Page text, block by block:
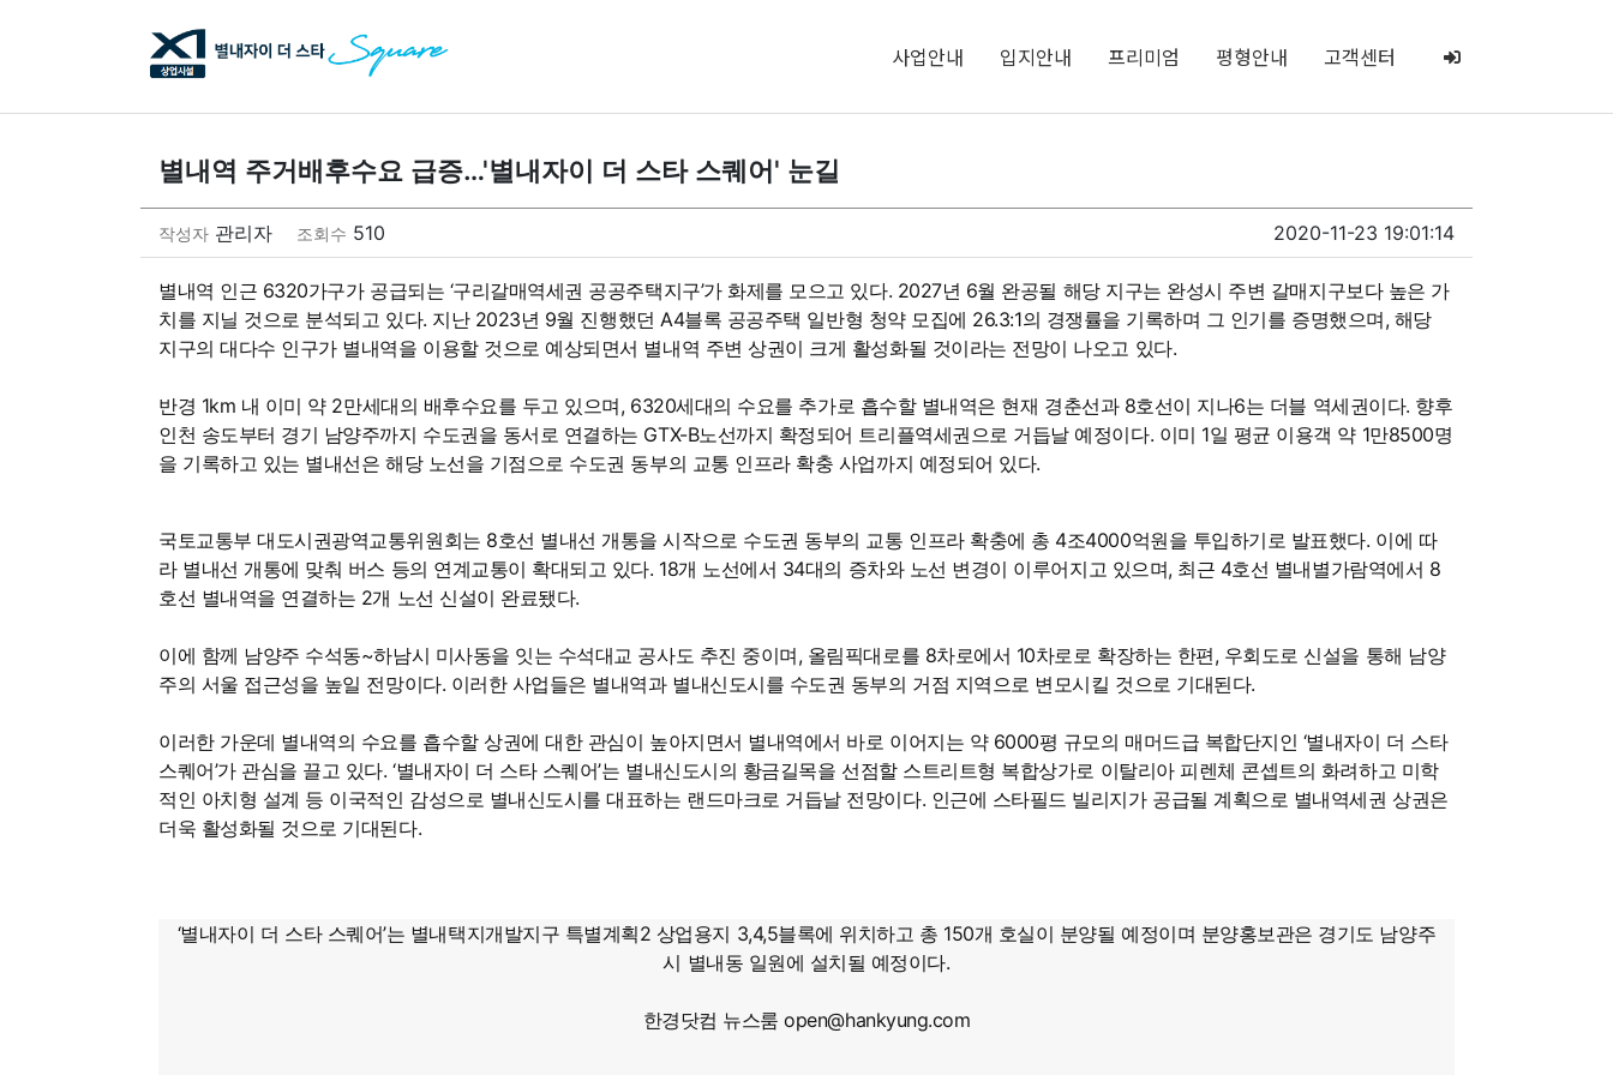
사업안내 입지안내 프리미엄 평형안내 고객센터
별내역 주거배후수요 급증…'별내자이 더 스타 스퀘어' 눈길
작성자 관리자 조회수 510 2020-11-23 19:01:14
별내역 인근 6320가구가 공급되는 ‘구리갈매역세권 공공주택지구’가 화제를 모으고 있다. 2027년 6월 완공될 해당 지구는 완성시 주변 갈매지구보다 높은 가
치를 지닐 것으로 분석되고 있다. 지난 2023년 9월 진행했던 A4블록 공공주택 일반형 청약 모집에 26.3:1의 경쟁률을 기록하며 그 인기를 증명했으며, 해당
지구의 대다수 인구가 별내역을 이용할 것으로 예상되면서 별내역 주변 상권이 크게 활성화될 것이라는 전망이 나오고 있다.
반경 1km 내 이미 약 2만세대의 배후수요를 두고 있으며, 6320세대의 수요를 추가로 흡수할 별내역은 현재 경춘선과 8호선이 지나6는 더블 역세권이다. 향후
인천 송도부터 경기 남양주까지 수도권을 동서로 연결하는 GTX-B노선까지 확정되어 트리플역세권으로 거듭날 예정이다. 이미 1일 평균 이용객 약 1만8500명
을 기록하고 있는 별내선은 해당 노선을 기점으로 수도권 동부의 교통 인프라 확충 사업까지 예정되어 있다.
국토교통부 대도시권광역교통위원회는 8호선 별내선 개통을 시작으로 수도권 동부의 교통 인프라 확충에 총 4조4000억원을 투입하기로 발표했다. 이에 따
라 별내선 개통에 맞춰 버스 등의 연계교통이 확대되고 있다. 18개 노선에서 34대의 증차와 노선 변경이 이루어지고 있으며, 최근 4호선 별내별가람역에서 8
호선 별내역을 연결하는 2개 노선 신설이 완료됐다.
이에 함께 남양주 수석동~하남시 미사동을 잇는 수석대교 공사도 추진 중이며, 올림픽대로를 8차로에서 10차로로 확장하는 한편, 우회도로 신설을 통해 남양
주의 서울 접근성을 높일 전망이다. 이러한 사업들은 별내역과 별내신도시를 수도권 동부의 거점 지역으로 변모시킬 것으로 기대된다.
이러한 가운데 별내역의 수요를 흡수할 상권에 대한 관심이 높아지면서 별내역에서 바로 이어지는 약 6000평 규모의 매머드급 복합단지인 ‘별내자이 더 스타
스퀘어’가 관심을 끌고 있다. ‘별내자이 더 스타 스퀘어’는 별내신도시의 황금길목을 선점할 스트리트형 복합상가로 이탈리아 피렌체 콘셉트의 화려하고 미학
적인 아치형 설계 등 이국적인 감성으로 별내신도시를 대표하는 랜드마크로 거듭날 전망이다. 인근에 스타필드 빌리지가 공급될 계획으로 별내역세권 상권은
더욱 활성화될 것으로 기대된다.
‘별내자이 더 스타 스퀘어’는 별내택지개발지구 특별계획2 상업용지 3,4,5블록에 위치하고 총 150개 호실이 분양될 예정이며 분양홍보관은 경기도 남양주
시 별내동 일원에 설치될 예정이다.
한경닷컴 뉴스룸 open@hankyung.com